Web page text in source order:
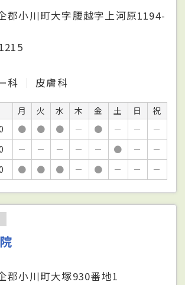
郡小川町大字腰越字上河原1194-
科
皮膚科
月 火 水 木 金 土 日
祝
● ● ● － ● － －
－
－ － － － － ● －
－
● ● ● － ● － － －
郡小川町大塚930番地1